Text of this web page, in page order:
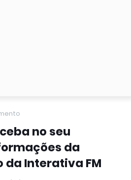
no seu
da
Interativa FM